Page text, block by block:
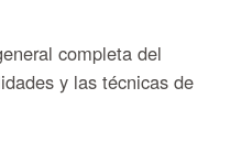
completa del
y las técnicas de